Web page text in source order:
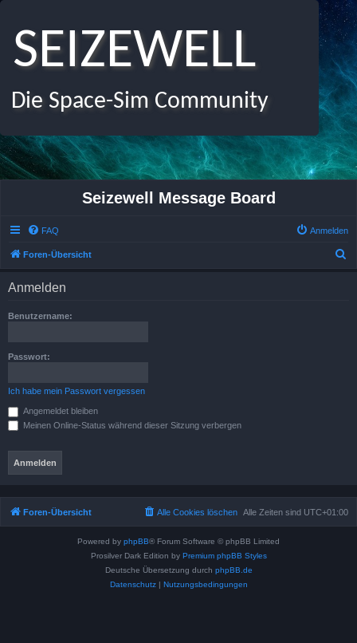
SEIZEWELL
Die Space-Sim Community
Seizewell Message Board
FAQ Anmelden
Foren-Übersicht
Anmelden
Benutzername:
Passwort:
Ich habe mein Passwort vergessen
Angemeldet bleiben
Meinen Online-Status während dieser Sitzung verbergen
Foren-Übersicht Alle Zeiten sind UTC+01:00
Alle Cookies löschen
Powered by phpBB® Forum Software © phpBB Limited
Prosilver Dark Edition by Premium phpBB Styles
Deutsche Übersetzung durch phpBB.de
Datenschutz| Nutzungsbedingungen